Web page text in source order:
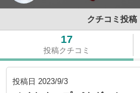
クチコミ投稿
17
投稿クチコミ
投稿日 2023/9/3